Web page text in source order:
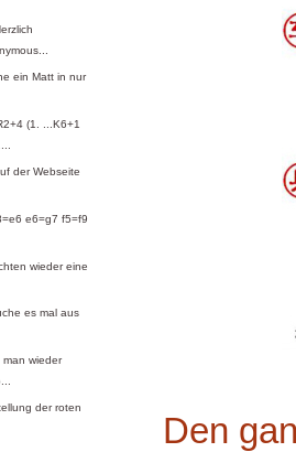
ein Matt in nur
(1. ...K6+1
der Webseite
e6=g7 f5=f9
wieder eine
es mal aus
man wieder
der roten
Den